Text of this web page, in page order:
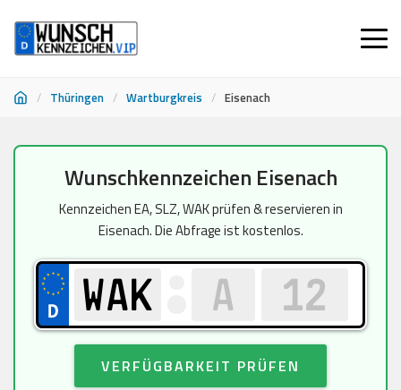
/ Thüringen / Wartburgkreis / Eisenach
springen
Wunschkennzeichen Eisenach
Kennzeichen EA, SLZ, WAK prüfen & reservieren in
Eisenach. Die Abfrage ist kostenlos.
VERFÜGBARKEIT PRÜFEN